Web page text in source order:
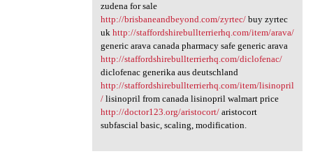
zudena for sale
http://brisbaneandbeyond.com/zyrtec/buy zyrtec
uk http://staffordshirebullterrierhq.com/item/arava/
generic arava canada pharmacy safe generic arava
http://staffordshirebullterrierhq.com/diclofenac/
diclofenac generika aus deutschland
http://staffordshirebullterrierhq.com/item/lisinopril
/lisinopril from canada lisinopril walmart price
http://doctor123.org/aristocort/aristocort
subfascial basic, scaling, modification.